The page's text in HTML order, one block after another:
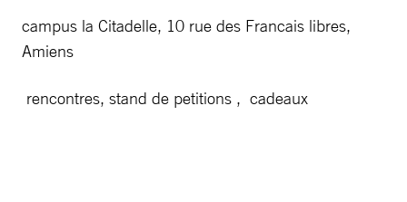
campus la Citadelle, 10 rue des Francais libres,
Amiens
rencontres, stand de petitions , cadeaux